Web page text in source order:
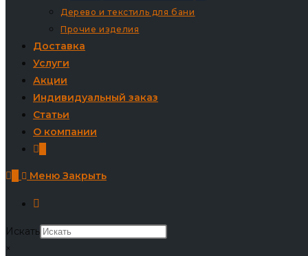
Дерево и текстиль для бани
Прочие изделия
Доставка
Услуги
Акции
Индивидуальный заказ
Статьи
О компании
Меню Закрыть
Искать
×